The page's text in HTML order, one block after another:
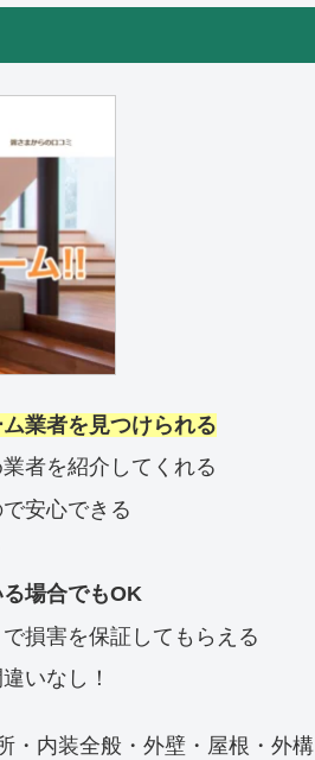
業者を見つけられる
者を紹介してくれる
安心できる
場合でもOK
損害を保証してもらえる
いなし！
・内装全般・外壁・屋根・外構